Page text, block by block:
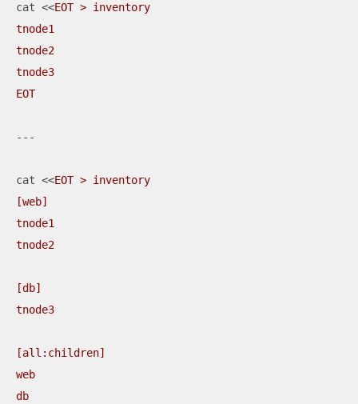
cat <<EOT > inventory
tnode1
tnode2
tnode3
EOT
---
cat <<EOT > inventory
[web]
tnode1
tnode2
[db]
tnode3
[all:children]
web
db